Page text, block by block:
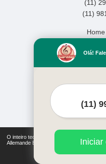
(11)
(11)
Home
O inteiro teor deste site está sujeito à
Allemande Escola de Música (Lei 9610 de
Olá!
Iniciar